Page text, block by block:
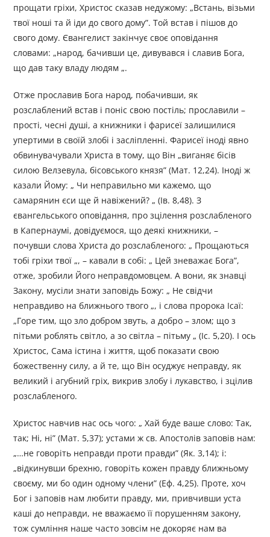
прощати гріхи, Христос сказав недужому: „Встань, візьми
твої ноші та й іди до свого дому”. Той встав і пішов до
свого дому. Євангелист закінчує своє оповідання
словами: „народ, бачивши це, дивувався і славив Бога,
що дав таку владу людям „.
Отже прославив Бога народ, побачивши, як
розслаблений встав і поніс свою постіль; прославили –
прості, чесні душі, а книжники і фарисеї залишилися
упертими в своїй злобі і засліпленні. Фарисеї іноді явно
обвинувачували Христа в тому, що Він „виганяє бісів
силою Велзевула, бісовського князя” (Мат. 12,24). Іноді ж
казали Йому: „ Чи неправильно ми кажемо, що
самарянин єси ще й навіжений? „ (Ів. 8,48). З
євангельського оповідання, про зцілення розслабленого
в Капернаумі, довідуємося, що деякі книжники, –
почувши слова Христа до розслабленого: „ Прощаються
тобі гріхи твої „, – кавали в собі: „ Цей зневажає Бога”,
отже, зробили Його неправдомовцем. А вони, як знавці
Закону, мусіли знати заповідь Божу: „ Не свідчи
неправдиво на ближнього твого „, і слова пророка Ісаї:
„Горе тим, що зло добром звуть, а добро – злом; що з
пітьми роблять світло, а зо світла – пітьму „ (Іс. 5,20). І ось
Христос, Сама істина і життя, щоб показати свою
божественну силу, а й те, що Він осуджує неправду, як
великий і агубний гріх, викрив злобу і лукавство, і зцілив
розслабленого.
Христос навчив нас ось чого: „ Хай буде ваше слово: Так,
так; Ні, ні” (Мат. 5,37); устами ж св. Апостолів заповів нам:
„…не говоріть неправди проти правди” (Як. 3,14); і:
„відкинувши брехню, говоріть кожен правду ближньому
своєму, ми бо один одному члени” (Еф. 4,25). Проте, хоч
Бог і заповів нам любити правду, ми, привчивши уста
каші до неправди, не вважаємо її порушенням закону,
тож сумління наше часто зовсім не докоряє нам ва